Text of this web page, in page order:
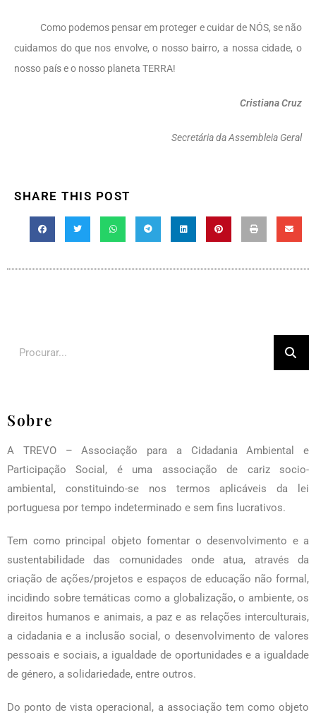
Como podemos pensar em proteger e cuidar de NÓS, se não
cuidamos do que nos envolve, o nosso bairro, a nossa cidade, o
nosso país e o nosso planeta TERRA!
Cristiana Cruz
Secretária da Assembleia Geral
SHARE THIS POST
Sobre
A TREVO – Associação para a Cidadania Ambiental e
Participação Social, é uma associação de cariz socio-
ambiental, constituindo-se nos termos aplicáveis da lei
portuguesa por tempo indeterminado e sem fins lucrativos.
Tem como principal objeto fomentar o desenvolvimento e a
sustentabilidade das comunidades onde atua, através da
criação de ações/projetos e espaços de educação não formal,
incidindo sobre temáticas como a globalização, o ambiente, os
direitos humanos e animais, a paz e as relações interculturais,
a cidadania e a inclusão social, o desenvolvimento de valores
pessoais e sociais, a igualdade de oportunidades e a igualdade
de género, a solidariedade, entre outros.
Do ponto de vista operacional, a associação tem como objeto